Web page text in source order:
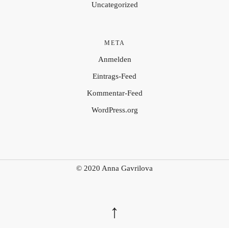
Uncategorized
META
Anmelden
Eintrags-Feed
Kommentar-Feed
WordPress.org
© 2020 Anna Gavrilova